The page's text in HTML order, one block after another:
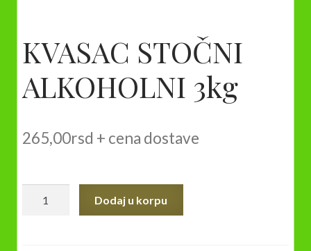
KVASAC STOČNI
ALKOHOLNI 3kg
265,00rsd + cena dostave
Dodaj u korpu